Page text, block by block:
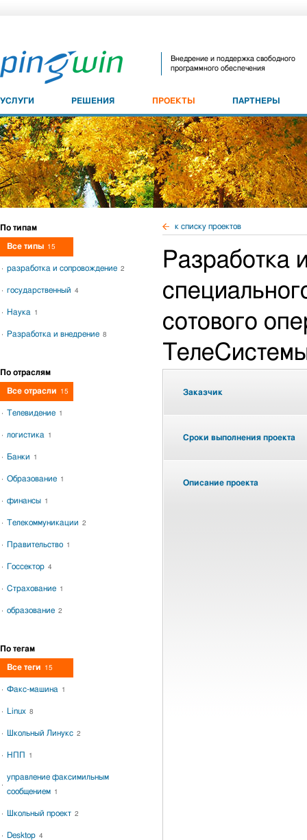
Внедрение и поддержка свободного
программного обеспечения
УСЛУГИ РЕШЕНИЯ ПРОЕКТЫ ПАРТНЕРЫ
к списку проектов
Разработка
сотового
Заказчик
Сроки выполнения проекта
Описание проекта
По типам
Все типы 15
разработка и сопровождение 2
государственный 4
Наука 1
Разработка и внедрение 8
По отраслям
Все отрасли 15
Телевидение 1
логистика 1
Банки 1
Образование 1
финансы 1
Телекоммуникации 2
Правительство 1
Госсектор 4
Страхование 1
образование 2
По тегам
Все теги 15
Факс-машина 1
Linux 8
Школьный Линукс 2
НПП 1
управление факсимильным
сообщением 1
Школьный проект 2
Desktop 4